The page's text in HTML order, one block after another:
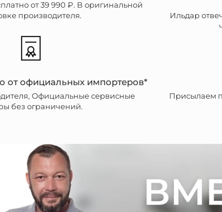
от 39 990 ₽. В оригинальной
производителя.
Ильдар
от официальных импортеров*
Официальные сервисные
без ограничений.
Присылаем